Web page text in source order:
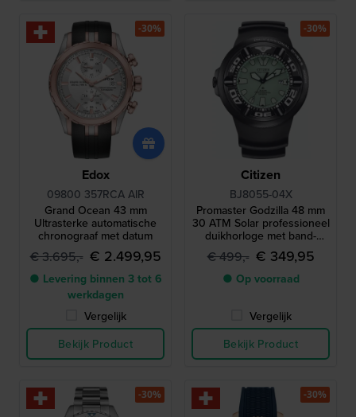
Edox
09800 357RCA AIR
Grand Ocean 43 mm
Ultrasterke automatische
chronograaf met datum
€ 3.695,- € 2.499,95
● Levering binnen 3 tot 6
werkdagen
Vergelijk
Bekijk Product
-30%
Citizen
BJ8055-04X
Promaster Godzilla 48 mm
30 ATM Solar professioneel
duikhorloge met band-
verlengstuk
€ 499,- € 349,95
● Op voorraad
Vergelijk
Bekijk Product
-30%
-30% -30%